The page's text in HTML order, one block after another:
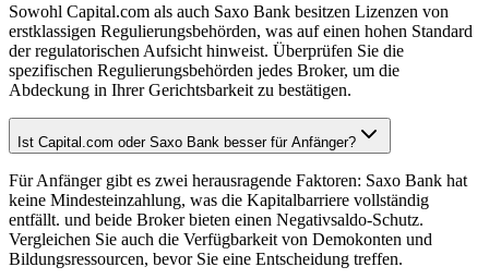
Sowohl Capital.com als auch Saxo Bank besitzen Lizenzen von
erstklassigen Regulierungsbehörden, was auf einen hohen Standard
der regulatorischen Aufsicht hinweist. Überprüfen Sie die
spezifischen Regulierungsbehörden jedes Broker, um die
Abdeckung in Ihrer Gerichtsbarkeit zu bestätigen.
Ist Capital.com oder Saxo Bank besser für Anfänger?
Für Anfänger gibt es zwei herausragende Faktoren: Saxo Bank hat
keine Mindesteinzahlung, was die Kapitalbarriere vollständig
entfällt. und beide Broker bieten einen Negativsaldo-Schutz.
Vergleichen Sie auch die Verfügbarkeit von Demokonten und
Bildungsressourcen, bevor Sie eine Entscheidung treffen.